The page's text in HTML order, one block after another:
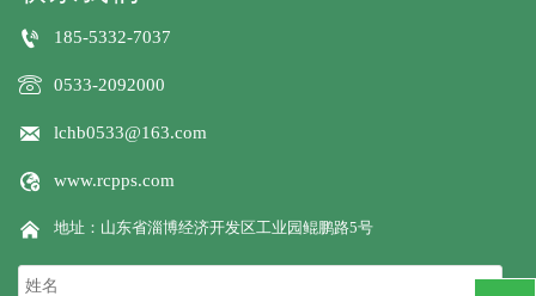
 185-5332-7037
 0533-2092000
 lchb0533@163.com
 www.rcpps.com
 地址：山东省淄博经济开发区工业园鲲鹏路5号